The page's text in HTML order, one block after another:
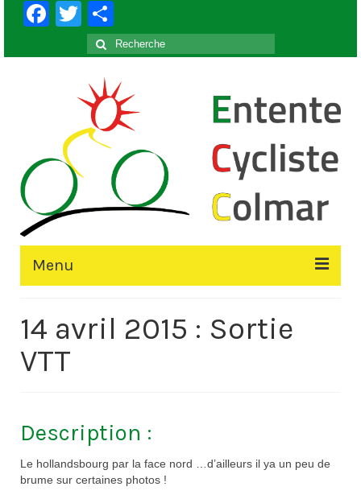
Facebook
Twitter
Rechercher
:
Menu
Le Club
1950 à 1969
1970 à 1979
14 avril 2015 : Sortie
VTT
Description :
Le hollandsbourg par la face nord …d’ailleurs il ya un peu de
brume sur certaines photos !